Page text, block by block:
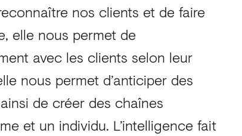
nos clients et de faire
elle nous permet de
avec les clients selon leur
nous permet d’anticiper des
de créer des chaînes
et un individu. L’intelligence fait